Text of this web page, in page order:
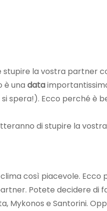
stupire la vostra partner
è una data
spera!). Ecco perché è
di stupire la
così piacevole. Ecco
Potete decidere di
Mykonos e Santorini.